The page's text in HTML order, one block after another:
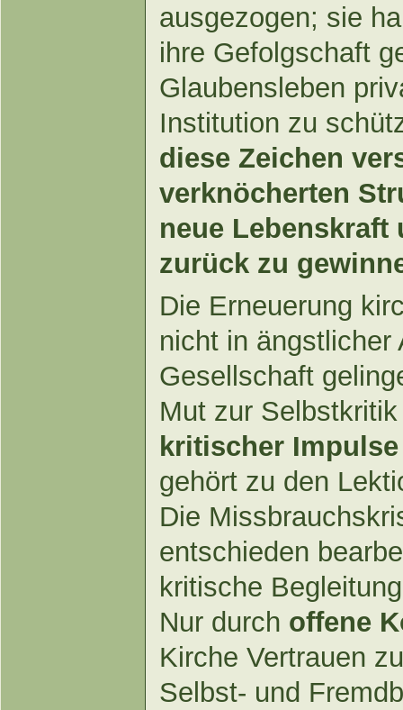
ausgezogen; sie
ihre Gefolgschaft
Glaubensleben
Institution zu
diese Zeichen
verknöcherten
neue
zurück zu
Die Erneuerung
nicht in ängstlicher
Gesellschaft
Mut zur
kritischer
gehört zu den
Die
entschieden
kritische
Nur durch offene
Kirche Vertrauen
Selbst- und